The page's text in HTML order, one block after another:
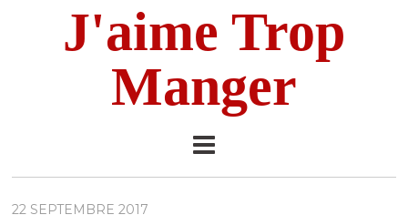
J'aime Trop
Manger
22 SEPTEMBRE 2017